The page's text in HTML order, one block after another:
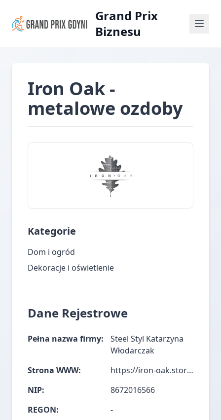
Grand Prix
Biznesu
Iron Oak -
metalowe ozdoby
Kategorie
Dom i ogród
Dekoracje i oświetlenie
Dane Rejestrowe
Pełna nazwa firmy:
Steel Styl Katarzyna
Włodarczak
Strona WWW:
https://iron-oak.store/
NIP:
8672016566
REGON:
-